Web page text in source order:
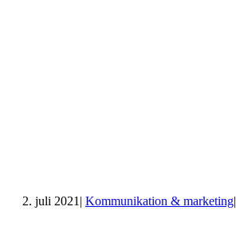
2. juli 2021 | Kommunikation & marketing|